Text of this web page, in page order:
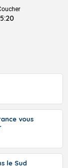
vous
le Sud